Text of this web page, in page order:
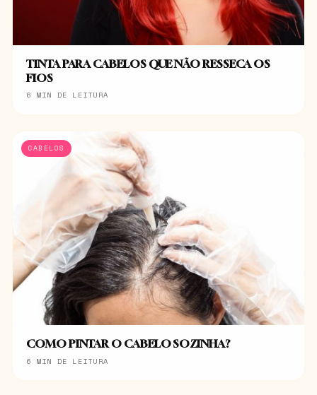
TINTA PARA CABELOS QUE NÃO RESSECA OS
FIOS
6 MIN DE LEITURA
CABELOS
COMO PINTAR O CABELO SOZINHA?
6 MIN DE LEITURA